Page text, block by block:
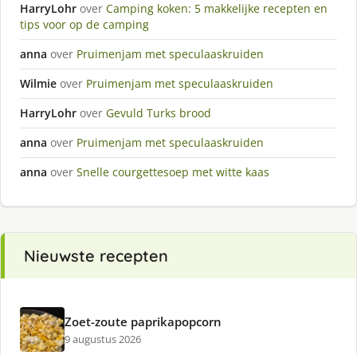
HarryLohr over Camping koken: 5 makkelijke recepten en
tips voor op de camping
anna over Pruimenjam met speculaaskruiden
Wilmie over Pruimenjam met speculaaskruiden
HarryLohr over Gevuld Turks brood
anna over Pruimenjam met speculaaskruiden
anna over Snelle courgettesoep met witte kaas
Nieuwste recepten
Zoet-zoute paprikapopcorn
9 augustus 2026